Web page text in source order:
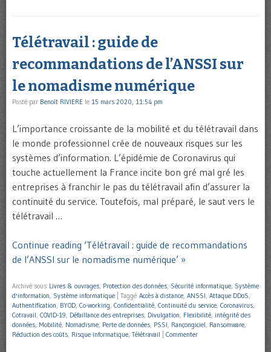
Télétravail : guide de
recommandations de l’ANSSI sur
le nomadisme numérique
Posté par Benoît RIVIERE le 15 mars 2020, 11:54 pm
L’importance croissante de la mobilité et du télétravail dans
le monde professionnel crée de nouveaux risques sur les
systèmes d’information. L’épidémie de Coronavirus qui
touche actuellement la France incite bon gré mal gré les
entreprises à franchir le pas du télétravail afin d’assurer la
continuité du service. Toutefois, mal préparé, le saut vers le
télétravail …
Continue reading ‘Télétravail : guide de recommandations
de l’ANSSI sur le nomadisme numérique’ »
Archivé sous Livres & ouvrages, Protection des données, Sécurité informatique, Système
d'information, Système informatique Taggé Accès à distance, ANSSI, Attaque DDoS,
Authentification, BYOD, Co-working, Confidentialité, Continuité du service, Coronavirus,
Cotravail, COVID-19, Défaillance des entreprises, Divulgation, Flexibilité, intégrité des
données, Mobilité, Nomadisme, Perte de données, PSSI, Rançongiciel, Ransomware,
Réduction des coûts, Risque informatique, Télétravail Commenter